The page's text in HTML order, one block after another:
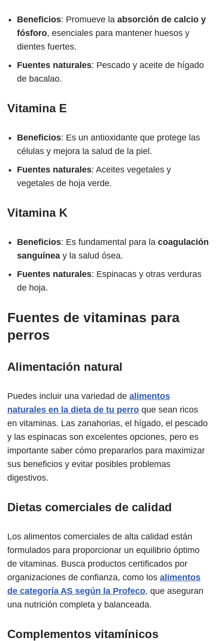
Beneficios: Promueve la absorción de calcio y
fósforo, esenciales para mantener huesos y
dientes fuertes.
Fuentes naturales: Pescado y aceite de hígado
de bacalao.
Vitamina E
Beneficios: Es un antioxidante que protege las
células y mejora la salud de la piel.
Fuentes naturales: Aceites vegetales y
vegetales de hoja verde.
Vitamina K
Beneficios: Es fundamental para la coagulación
sanguínea y la salud ósea.
Fuentes naturales: Espinacas y otras verduras
de hoja.
Fuentes de vitaminas para
perros
Alimentación natural
Puedes incluir una variedad de alimentos
naturales en la dieta de tu perro que sean ricos
en vitaminas. Las zanahorias, el hígado, el pescado
y las espinacas son excelentes opciones, pero es
importante saber cómo prepararlos para maximizar
sus beneficios y evitar posibles problemas
digestivos.
Dietas comerciales de calidad
Los alimentos comerciales de alta calidad están
formulados para proporcionar un equilibrio óptimo
de vitaminas. Busca productos certificados por
organizaciones de confianza, como los alimentos
de categoría AS según la Profeco, que aseguran
una nutrición completa y balanceada.
Complementos vitamínicos